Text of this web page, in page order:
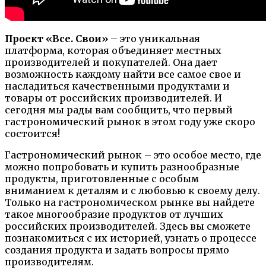
Проект «Все. Свои» – это уникальная
платформа, которая объединяет местных
производителей и покупателей. Она дает
возможность каждому найти все самое свое и
насладиться качественными продуктами и
товары от российских производителей. И
сегодня мы рады вам сообщить, что первый
гастрономический рынок в этом году уже скоро
состоится!
Гастрономический рынок – это особое место, где
можно попробовать и купить разнообразные
продукты, приготовленные с особым
вниманием к деталям и с любовью к своему делу.
Только на гастрономическом рынке вы найдете
такое многообразие продуктов от лучших
российских производителей. Здесь вы сможете
познакомиться с их историей, узнать о процессе
создания продукта и задать вопросы прямо
производителям.